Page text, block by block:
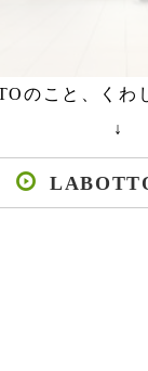
のこと、くわ
↓